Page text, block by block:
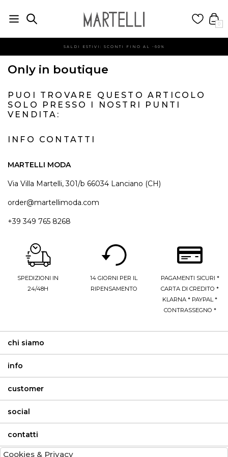
0
SALDI ESTIVI: SCONTI FINO AL -60%
Only in boutique
PUOI TROVARE QUESTO ARTICOLO
SOLO PRESSO I NOSTRI PUNTI
VENDITA:
INFO CONTATTI
MARTELLI MODA
Via Villa Martelli, 301/b 66034 Lanciano (CH)
order@martellimoda.com
+39 349 765 8268
SPEDIZIONI IN
24/48H
14 GIORNI PER IL
RIPENSAMENTO
PAGAMENTI SICURI *
CARTA DI CREDITO *
KLARNA * PAYPAL *
CONTRASSEGNO *
chi siamo
info
customer
social
contatti
Cookies & Privacy